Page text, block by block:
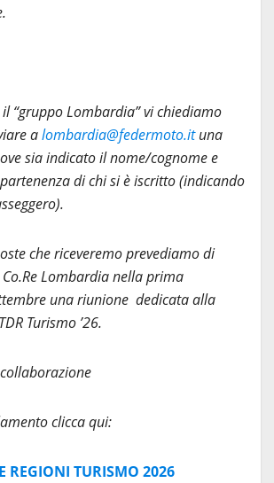
“gruppo Lombardia” vi chiediamo
alombardia@federmoto.ituna
sia indicato il nome/cognome e
di chi si è iscritto (indicando
che riceveremo prevediamo di
Lombardia nella prima
una riunione dedicata alla
Turismo ’26.
clicca qui:
REGIONI TURISMO 2026